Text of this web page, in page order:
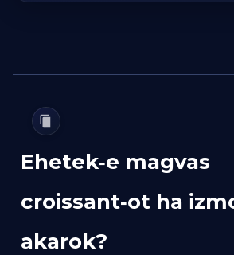
Ehetek‑e magvas
croissant‑ot ha
akarok?